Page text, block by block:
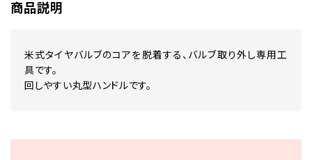
商品説明
米式タイヤバルブのコアを脱着する、バルブ取り外し専用工
具です。
回しやすい丸型ハンドルです。